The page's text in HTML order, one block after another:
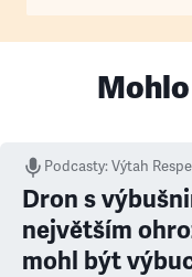
Podcasty:Výtah
Dron s
největším
mohl být